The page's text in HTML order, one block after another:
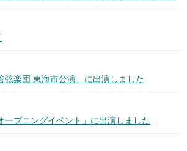
弦楽団 東海市公演」に出演しました
ープニングイベント」に出演しました